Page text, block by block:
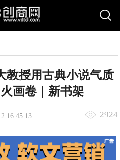
教授用古典小说气质
画卷｜新书架
16:45:13 2924